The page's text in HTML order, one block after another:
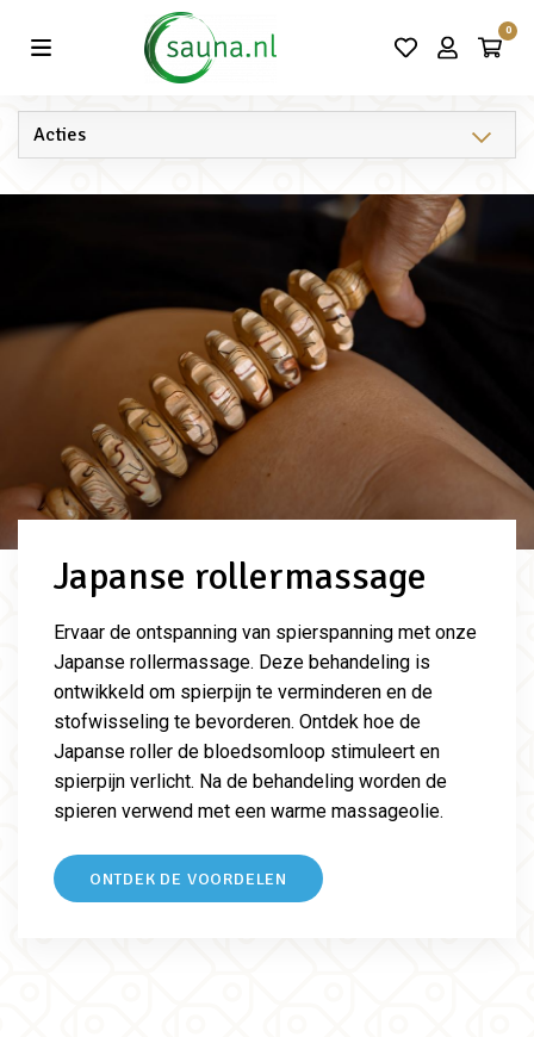
0
Vind de beste acties in één klik!
Japanse rollermassage
Ervaar de ontspanning van spierspanning met onze
Japanse rollermassage. Deze behandeling is
ontwikkeld om spierpijn te verminderen en de
stofwisseling te bevorderen. Ontdek hoe de
Japanse roller de bloedsomloop stimuleert en
spierpijn verlicht. Na de behandeling worden de
spieren verwend met een warme massageolie.
ONTDEK DE VOORDELEN